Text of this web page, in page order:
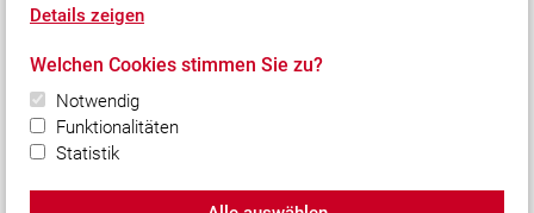
Social Media
Bleiben Sie mit uns in Kontakt und vernetzen Sie sich
mit uns!
Details zeigen
Welchen Cookies stimmen Sie zu?
Notwendig
Funktionalitäten
Statistik